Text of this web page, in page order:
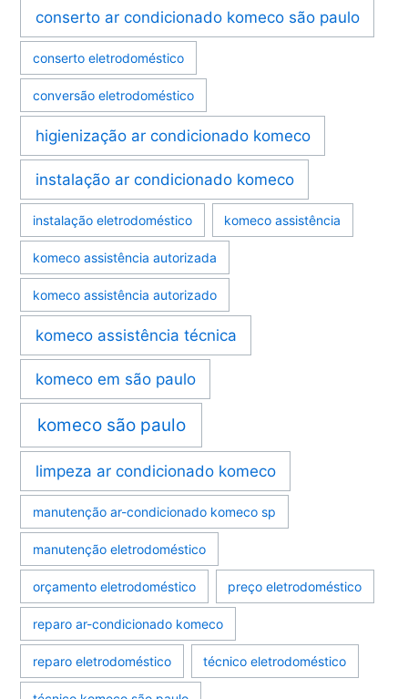
conserto ar condicionado komeco são paulo
conserto eletrodoméstico
conversão eletrodoméstico
higienização ar condicionado komeco
instalação ar condicionado komeco
instalação eletrodoméstico komeco assistência
komeco assistência autorizada
komeco assistência autorizado
komeco assistência técnica
komeco em são paulo
komeco são paulo
limpeza ar condicionado komeco
manutenção ar-condicionado komeco sp
manutenção eletrodoméstico
orçamento eletrodoméstico preço eletrodoméstico
reparo ar-condicionado komeco
reparo eletrodoméstico técnico eletrodoméstico